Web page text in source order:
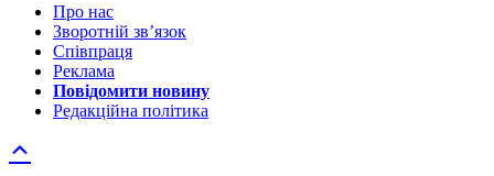
Про нас
Зворотній зв’язок
Співпраця
Реклама
Повідомити новину
Редакційна політика